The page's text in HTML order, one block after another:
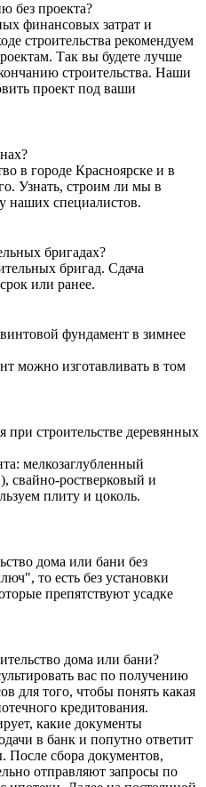
без проекта?
финансовых затрат и
строительства рекомендуем
Так вы будете лучше
строительства. Наши
проект под ваши
в городе Красноярске и в
Узнать, строим ли мы в
наших специалистов.
бригадах?
бригад. Сдача
или ранее.
фундамент в зимнее
можно изготавливать в том
при строительстве деревянных
мелкозаглубленный
ростверковый и
плиту и цоколь.
дома или бани без
то есть без установки
препятствуют усадке
дома или бани?
вас по получению
для того, чтобы понять какая
кредитования.
какие документы
в банк и попутно ответит
После сбора документов,
отправляют запросы по